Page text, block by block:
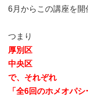
6月からこの講座を開
つまり
厚別区
中央区
で、それぞれ
「全6回のホメオパ